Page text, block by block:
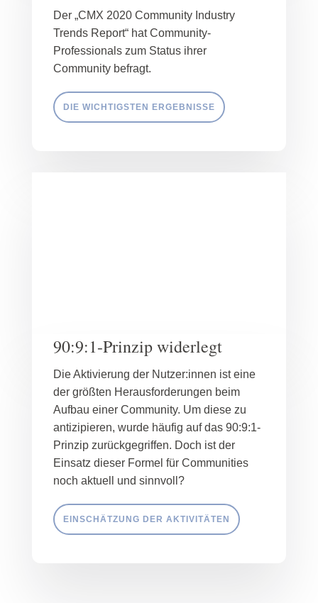
Der „CMX 2020 Community Industry
Trends Report“ hat Community-
Professionals zum Status ihrer
Community befragt.
DIE WICHTIGSTEN ERGEBNISSE
90:9:1-Prinzip widerlegt
Die Aktivierung der Nutzer:innen ist eine
der größten Herausforderungen beim
Aufbau einer Community. Um diese zu
antizipieren, wurde häufig auf das 90:9:1-
Prinzip zurückgegriffen. Doch ist der
Einsatz dieser Formel für Communities
noch aktuell und sinnvoll?
EINSCHÄTZUNG DER AKTIVITÄTEN